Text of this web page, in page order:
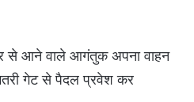
से आने वाले आगंतुक अपना वाहन
गेट से पैदल प्रवेश कर